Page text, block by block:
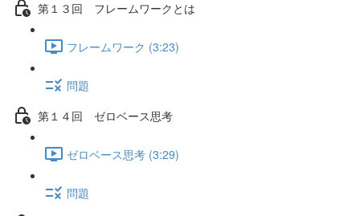
第１３回 フレームワークとは
フレームワーク (3:23)
問題
第１４回 ゼロベース思考
ゼロベース思考 (3:29)
問題